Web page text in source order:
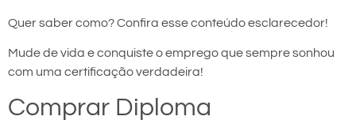
Quer saber como? Confira esse conteúdo esclarecedor!
Mude de vida e conquiste o emprego que sempre sonhou
com uma certificação verdadeira!
Comprar Diploma